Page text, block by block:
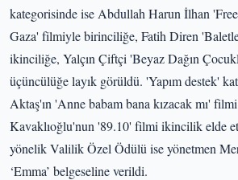
kategorisinde ise Abdullah Harun İlhan
Gaza' filmiyle birinciliğe, Fatih Diren
ikinciliğe, Yalçın Çiftçi 'Beyaz Dağın
üçüncülüğe layık görüldü. 'Yapım destek'
Aktaş'ın 'Anne babam bana kızacak mı'
Kavaklıoğlu'nun '89.10' filmi ikincilik elde
yönelik Valilik Özel Ödülü ise yönetmen
‘Emma’ belgeseline verildi.